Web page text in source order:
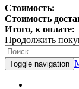
Стоимость:
Стоимость
Итого, к оплате:
Продолжить
Toggle navigation